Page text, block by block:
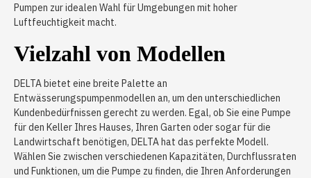
Pumpen zur idealen Wahl für Umgebungen mit hoher
Luftfeuchtigkeit macht.
Vielzahl von Modellen
DELTA bietet eine breite Palette an
Entwässerungspumpenmodellen an, um den unterschiedlichen
Kundenbedürfnissen gerecht zu werden. Egal, ob Sie eine Pumpe
für den Keller Ihres Hauses, Ihren Garten oder sogar für die
Landwirtschaft benötigen, DELTA hat das perfekte Modell.
Wählen Sie zwischen verschiedenen Kapazitäten, Durchflussraten
und Funktionen, um die Pumpe zu finden, die Ihren Anforderungen